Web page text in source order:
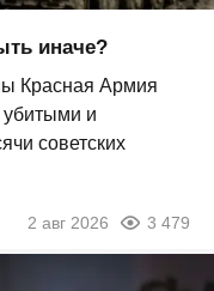
иначе?
Красная Армия
убитыми и
советских
2 авг 2026 3 479